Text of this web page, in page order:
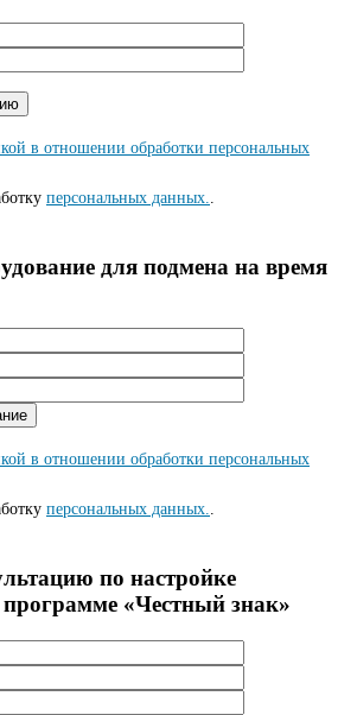
в отношении обработки персональных
персональных данных.
для подмена на время
в отношении обработки персональных
персональных данных..
по настройке
«Честный знак»